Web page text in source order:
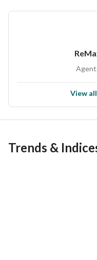
ريـ/ـماكس هوم ماسترز – أحد فروع شركة #ريماكس العالمية
الإدارية – التجمع الخامس
View
Trends &